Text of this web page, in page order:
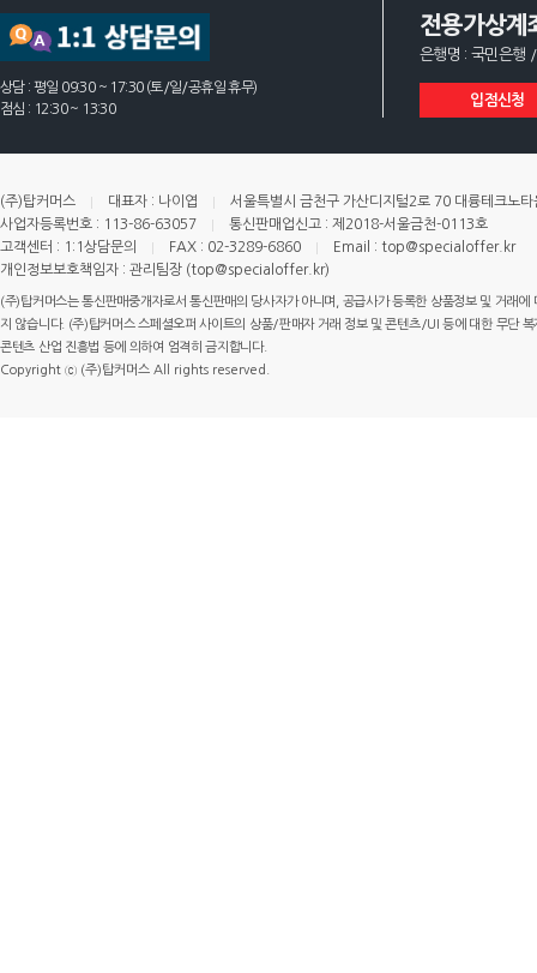
상담 : 평일 09:30 ~ 17:30 (토/일/공휴일 휴무)
점심 : 12:30 ~ 13:30
전용가상계
은행명 : 국민은행
입점신청
(주)탑커머스 대표자 : 나이엽
서울특별시 금천구 가산디지털2로 70 대륭테크노
사업자등록번호 : 113-86-63057
통신판매업신고 : 제2018-서울금천-0113호
고객센터 : 1:1상담문의
FAX : 02-3289-6860
Email : top@specialoffer.kr
개인정보보호책임자 : 관리팀장 (top@specialoffer.kr)
(주)탑커머스는 통신판매중개자로서 통신판매의 당사자가 아니며, 공급사가 등록한 상품정보 및 거래
지 않습니다. (주)탑커머스 스페셜오퍼 사이트의 상품/판매자 거래 정보 및 콘텐츠/UI 등에 대한 무단
콘텐츠 산업 진흥법 등에 의하여 엄격히 금지합니다.
Copyright ⓒ (주)탑커머스 All rights reserved.